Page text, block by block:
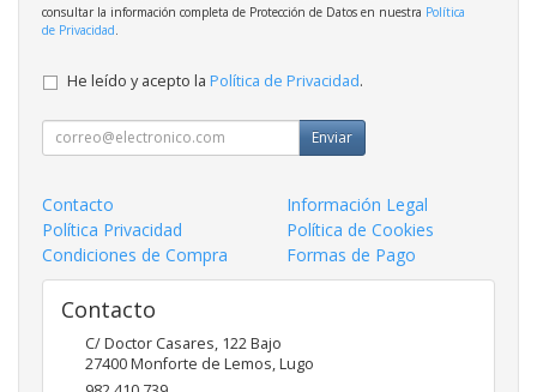
consultar la información completa de Protección de Datos en nuestra Política
de Privacidad
He leído y acepto la Política de Privacidad.
Enviar
Contacto
Información Legal
Política Privacidad
Política de Cookies
Condiciones de Compra
Formas de Pago
Contacto
C/ Doctor Casares, 122 Bajo
27400Monforte de Lemos,Lugo